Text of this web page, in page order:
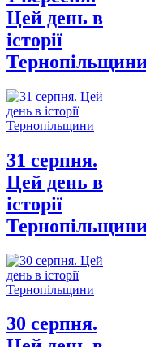
Цей день в
історії
31 серпня.
Цей день в
історії
30 серпня.